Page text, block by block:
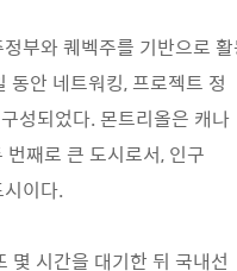
부와 퀘벡주를 기반으로
안 네트워킹, 프로젝트 정
성되었다. 몬트리올은 캐나
째로 큰 도시로서, 인구
이다.
몇 시간을 대기한 뒤 국내선